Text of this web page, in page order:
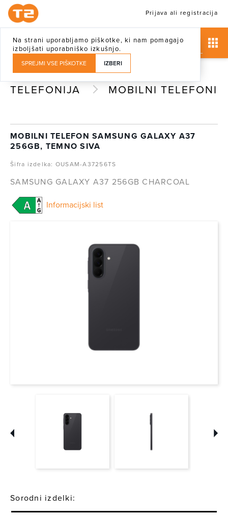
Na strani uporabljamo piškotke, ki nam pomagajo
izboljšati uporabniško izkušnjo.
SPREJMI VSE PIŠKOTKE IZBERI
Prijava ali registracija
TELEFONIJA MOBILNI TELEFONI
MOBILNI TELEFON SAMSUNG GALAXY A37
256GB, TEMNO SIVA
Šifra izdelka: OUSAM-A37256TS
SAMSUNG GALAXY A37 256GB CHARCOAL
Informacijski list
Sorodni izdelki: